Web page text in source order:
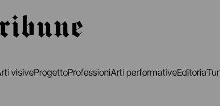
visiveProgettoProfessioniArti performativeEditoria